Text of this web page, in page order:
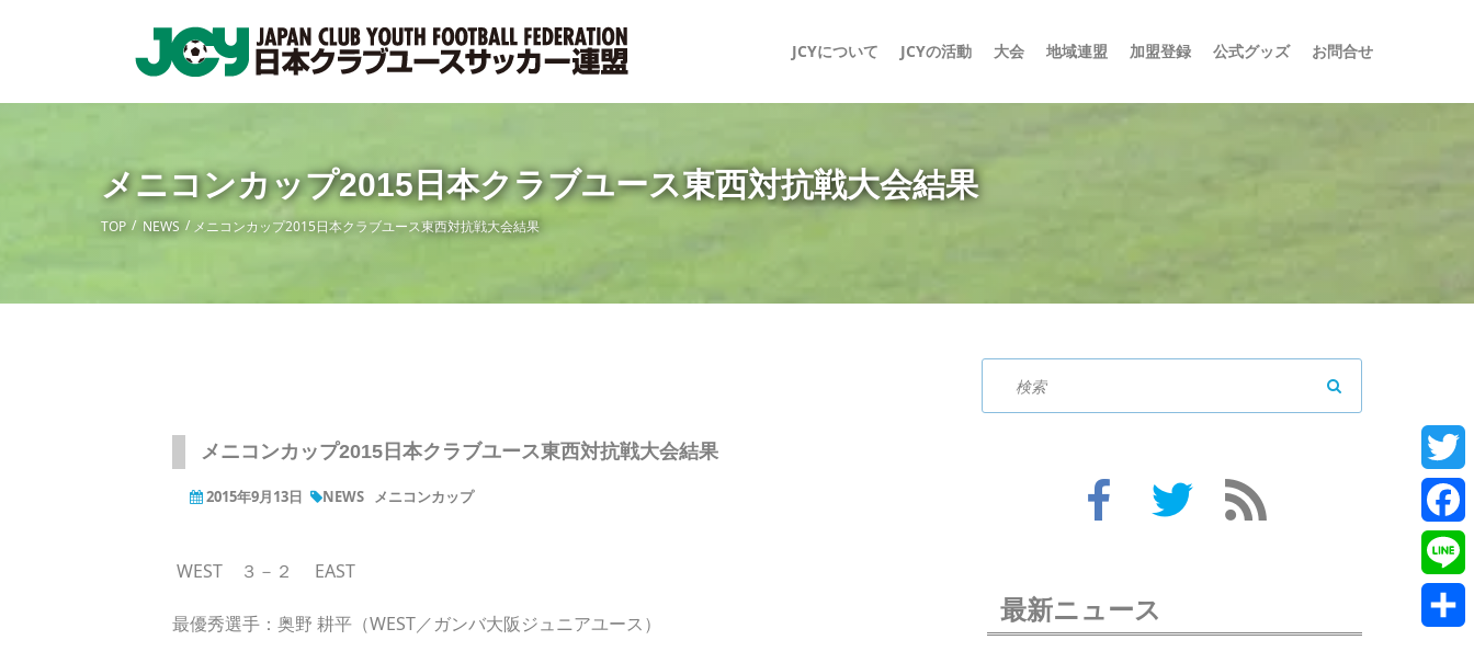
JCYについて JCYの活動 大会 地域連盟 加盟登録 公式グッズ お問合せ
メニコンカップ2015日本クラブユース東西対抗戦大会結果
TOP NEWS メニコンカップ2015日本クラブユース東西対抗戦大会結果
メニコンカップ2015日本クラブユース東西対抗戦大会結果
2015年9月13日 NEWS メニコンカップ
WEST ３－２ EAST
最優秀選手：奥野 耕平（WEST／ガンバ大阪ジュニアユース） 最新ニュース Line